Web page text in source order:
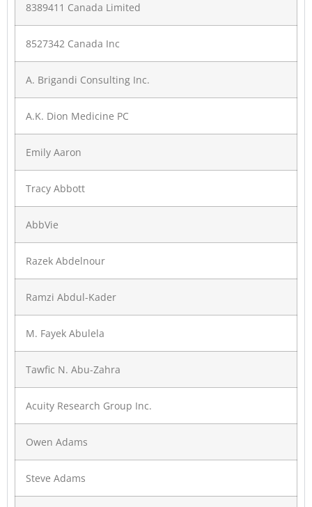
8389411 Canada Limited
8527342 Canada Inc
A. Brigandi Consulting Inc.
A.K. Dion Medicine PC
Emily Aaron
Tracy Abbott
AbbVie
Razek Abdelnour
Ramzi Abdul-Kader
M. Fayek Abulela
Tawfic N. Abu-Zahra
Acuity Research Group Inc.
Owen Adams
Steve Adams